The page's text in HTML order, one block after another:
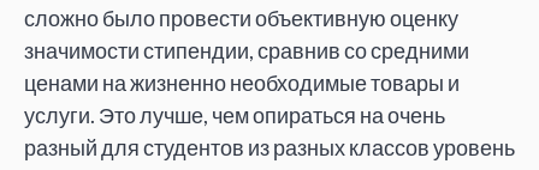
сложно было провести объективную оценку
значимости стипендии, сравнив со средними
ценами на жизненно необходимые товары и
услуги. Это лучше, чем опираться на очень
разный для студентов из разных классов уровень